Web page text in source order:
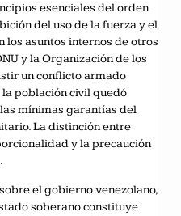
esenciales del orden
del uso de la fuerza y el
los asuntos internos de otros
y la Organización de los
un conflicto armado
población civil quedó
mínimas garantías del
La distinción entre
y la precaución
el gobierno venezolano,
soberano constituye